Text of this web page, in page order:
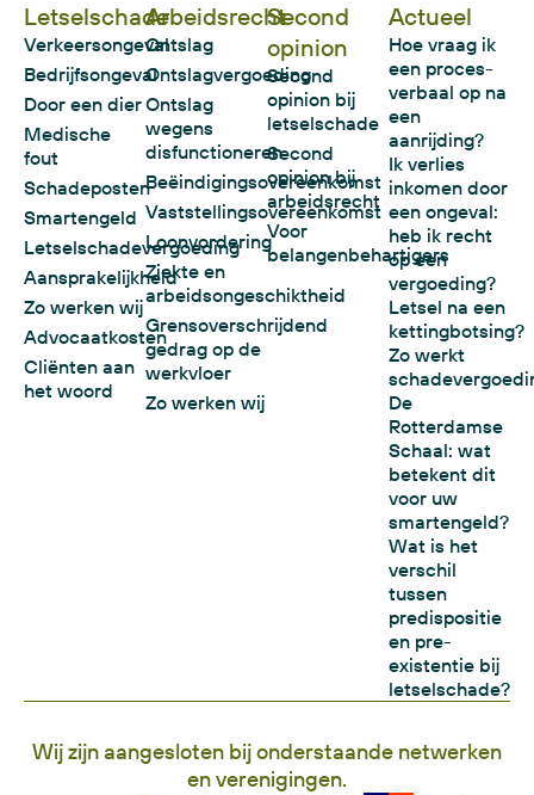
Letselschade
Verkeersongeval
Bedrijfsongeval
Door een dier
Medische
fout
Schadeposten
Smartengeld
Letselschadevergoeding
Aansprakelijkheid
Zo werken wij
Advocaatkosten
Cliënten aan
het woord
Arbeidsrecht
Ontslag
Ontslagvergoeding
Ontslag
wegens
disfunctioneren
Beëindigingsovereenkomst
Vaststellingsovereenkomst
Loonvordering
Ziekte en
arbeidsongeschiktheid
Grensoverschrijdend
gedrag op de
werkvloer
Zo werken wij
Second
opinion
Second
opinion bij
letselschade
Second
opinion bij
arbeidsrecht
Voor
belangenbehartigers
Actueel
Hoe vraag ik
een proces-
verbaal op na
een
aanrijding?
Ik verlies
inkomen door
een ongeval:
heb ik recht
op een
vergoeding?
Letsel na een
kettingbotsing?
Zo werkt
De
Rotterdamse
Schaal: wat
betekent dit
voor uw
smartengeld?
Wat is het
verschil
tussen
predispositie
en pre-
existentie bij
letselschade?
Wij zijn aangesloten bij onderstaande netwerken
en verenigingen.